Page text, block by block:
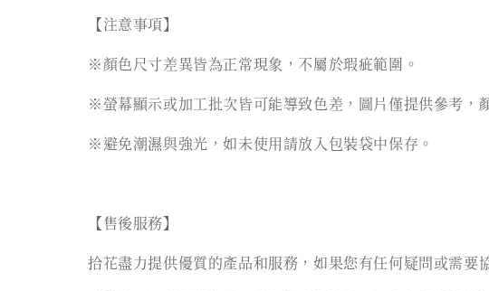
【注意事項】
※顏色尺寸差異皆為正常現象，不屬於瑕疵範圍。
※螢幕顯示或加工批次皆可能導致色差，圖片僅提供參考，
※避免潮濕與強光，如未使用請放入包裝袋中保存。
【售後服務】
拾花盡力提供優質的產品和服務，如果您有任何疑問或需要